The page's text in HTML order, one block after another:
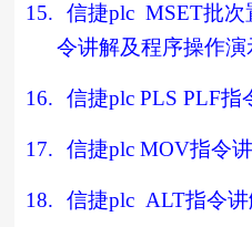
15. 信捷plc MSET批次
令讲解及程序操作演
16. 信捷plc PLS PLF指
17. 信捷plc MOV指令
18. 信捷plc ALT指令